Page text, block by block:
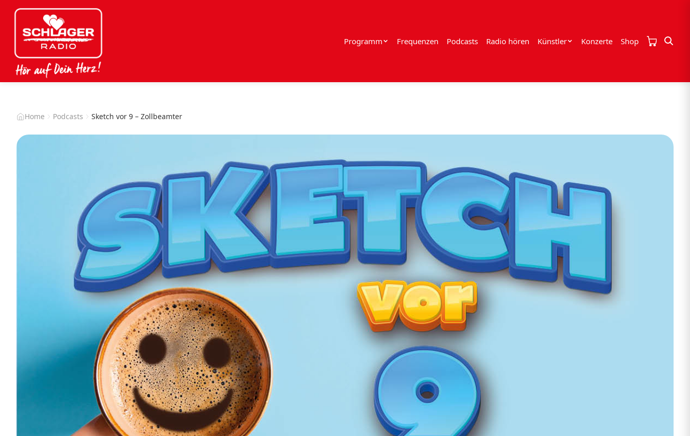
Programm Frequenzen Podcasts Radio hören Künstler Konzerte Shop
Home Podcasts Sketch vor 9 – Zollbeamter